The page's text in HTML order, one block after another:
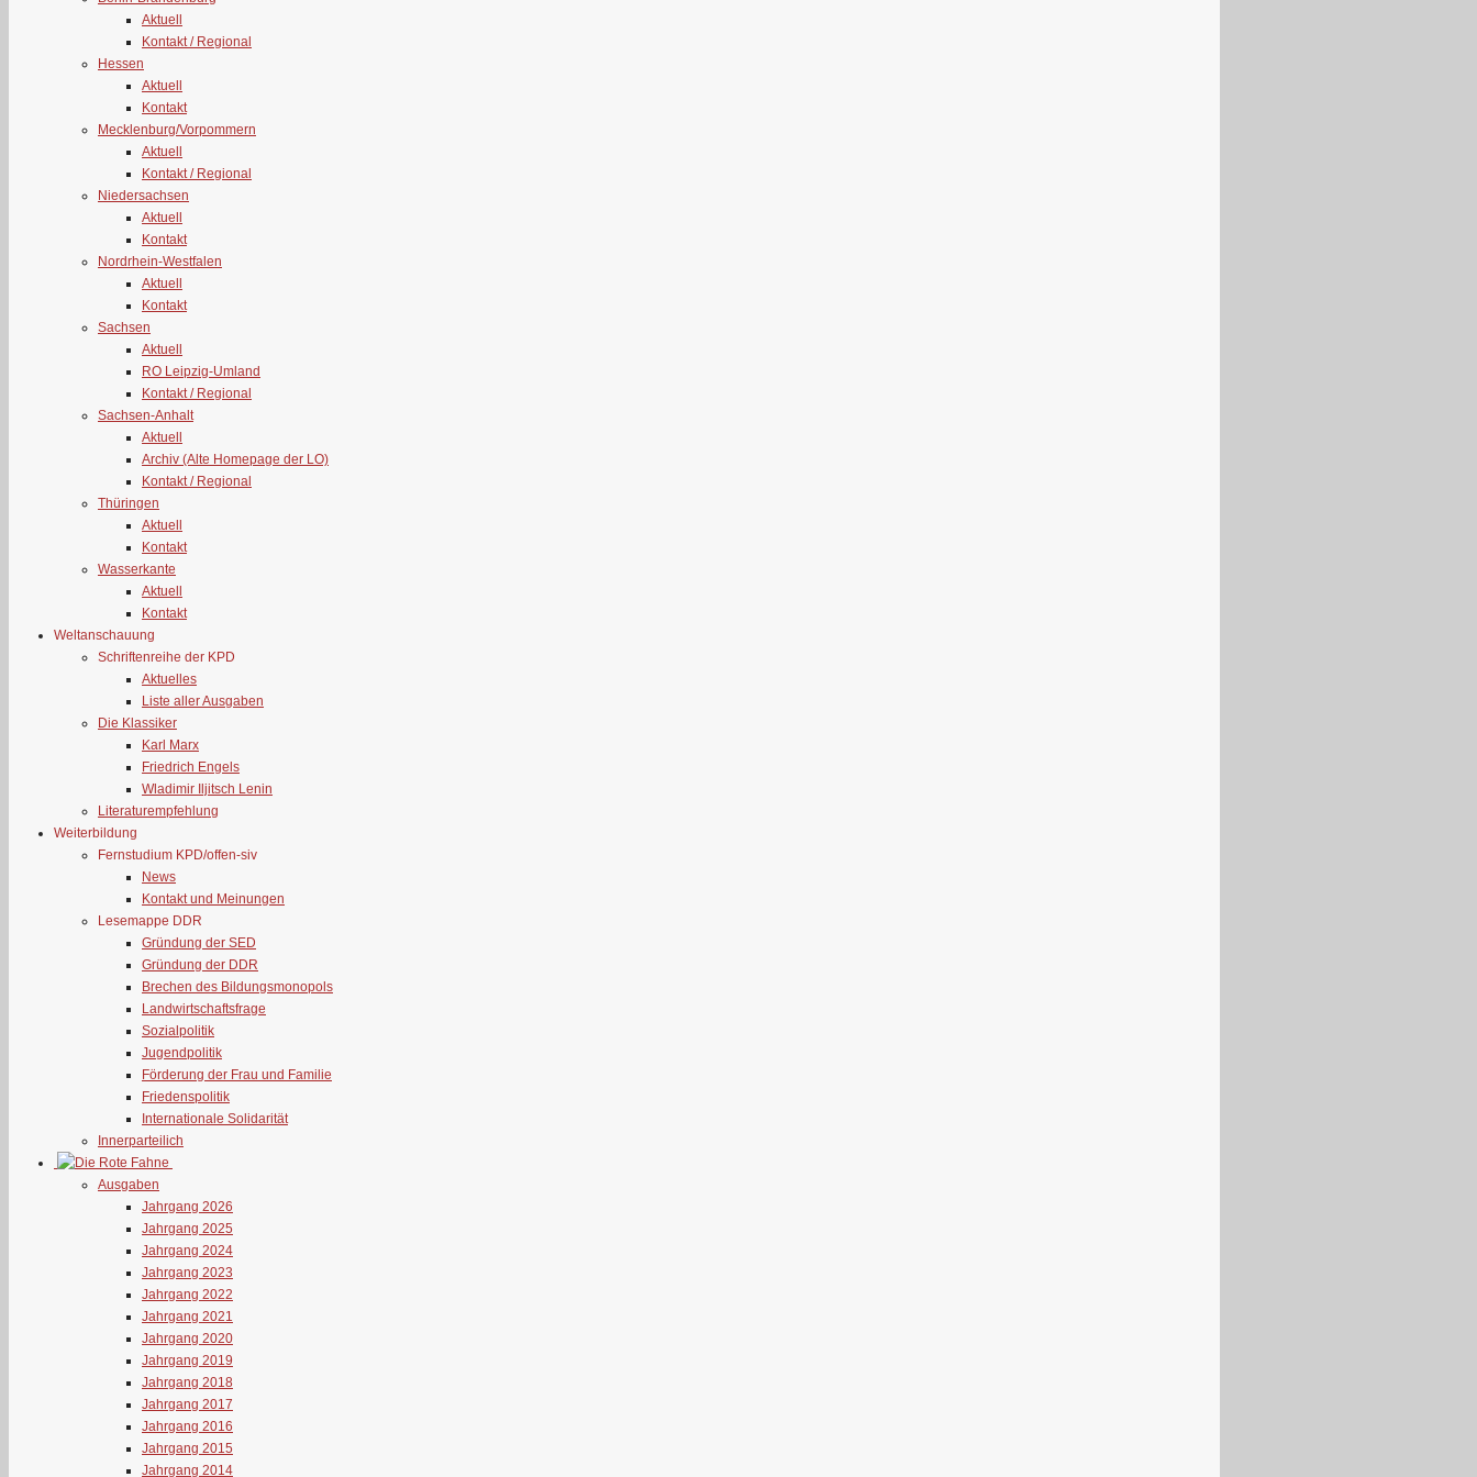
Aktuell
Kontakt / Regional
Hessen
Aktuell
Kontakt
Mecklenburg/Vorpommern
Aktuell
Kontakt / Regional
Niedersachsen
Aktuell
Kontakt
Nordrhein-Westfalen
Aktuell
Kontakt
Sachsen
Aktuell
RO Leipzig-Umland
Kontakt / Regional
Sachsen-Anhalt
Aktuell
Archiv (Alte Homepage der LO)
Kontakt / Regional
Thüringen
Aktuell
Kontakt
Wasserkante
Aktuell
Kontakt
Weltanschauung
Schriftenreihe der KPD
Aktuelles
Liste aller Ausgaben
Die Klassiker
Karl Marx
Friedrich Engels
Wladimir Iljitsch Lenin
Literaturempfehlung
Weiterbildung
Fernstudium KPD/offen-siv
News
Kontakt und Meinungen
Lesemappe DDR
Gründung der SED
Gründung der DDR
Brechen des Bildungsmonopols
Landwirtschaftsfrage
Sozialpolitik
Jugendpolitik
Förderung der Frau und Familie
Friedenspolitik
Internationale Solidarität
Innerparteilich
Ausgaben
Jahrgang 2026
Jahrgang 2025
Jahrgang 2024
Jahrgang 2023
Jahrgang 2022
Jahrgang 2021
Jahrgang 2020
Jahrgang 2019
Jahrgang 2018
Jahrgang 2017
Jahrgang 2016
Jahrgang 2015
Jahrgang 2014